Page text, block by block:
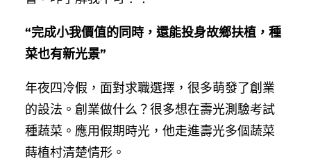
“完成小我價值的同時，還能投身故鄉扶植，種
菜也有新光景”
年夜四冷假，面對求職選擇，很多萌發了創業
的設法。創業做什么？很多想在壽光測驗考試
種蔬菜。應用假期時光，他走進壽光多個蔬菜
蒔植村清楚情形。